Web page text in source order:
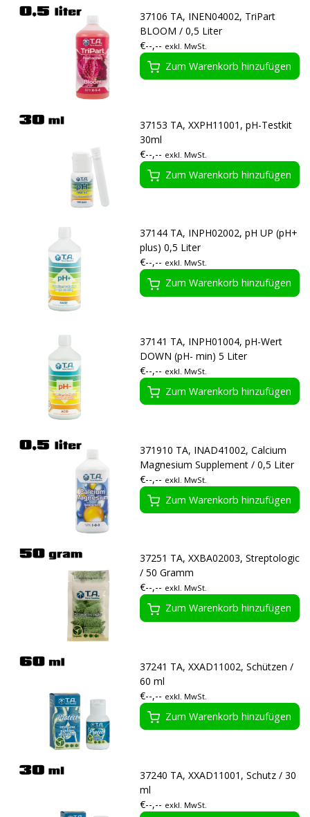
37106 TA, INEN04002, TriPart
BLOOM / 0,5 Liter
€--,-- exkl. MwSt.
Zum Warenkorb hinzufügen
37153 TA, XXPH11001, pH-Testkit
30ml
€--,-- exkl. MwSt.
Zum Warenkorb hinzufügen
37144 TA, INPH02002, pH UP (pH+
plus) 0,5 Liter
€--,-- exkl. MwSt.
Zum Warenkorb hinzufügen
37141 TA, INPH01004, pH-Wert
DOWN (pH- min) 5 Liter
€--,-- exkl. MwSt.
Zum Warenkorb hinzufügen
371910 TA, INAD41002, Calcium
Magnesium Supplement / 0,5 Liter
€--,-- exkl. MwSt.
Zum Warenkorb hinzufügen
37251 TA, XXBA02003, Streptologic
/ 50 Gramm
€--,-- exkl. MwSt.
Zum Warenkorb hinzufügen
37241 TA, XXAD11002, Schützen /
60 ml
€--,-- exkl. MwSt.
Zum Warenkorb hinzufügen
37240 TA, XXAD11001, Schutz / 30
ml
€--,-- exkl. MwSt.